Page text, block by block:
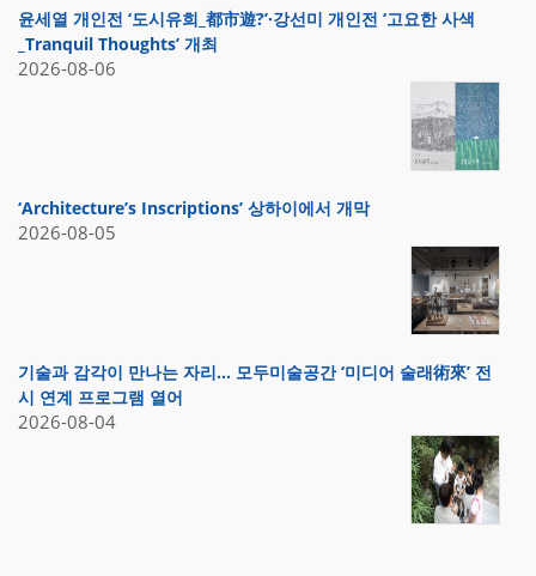
윤세열 개인전 ‘도시유희_都市遊?’·강선미 개인전 ‘고요한 사색
_Tranquil Thoughts’ 개최
2026-08-06
‘Architecture’s Inscriptions’ 상하이에서 개막
2026-08-05
기술과 감각이 만나는 자리… 모두미술공간 ‘미디어 술래術來’ 전
시 연계 프로그램 열어
2026-08-04